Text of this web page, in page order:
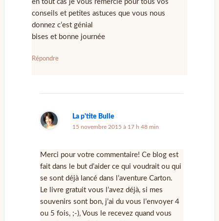
en tout cas je vous remercie pour tous vos
conseils et petites astuces que vous nous
donnez c’est génial
bises et bonne journée
Répondre
La p'tite Bulle
15 novembre 2015 à 17 h 48 min
Merci pour votre commentaire! Ce blog est
fait dans le but d’aider ce qui voudrait ou qui
se sont déjà lancé dans l’aventure Carton.
Le livre gratuit vous l’avez déjà, si mes
souvenirs sont bon, j’ai du vous l’envoyer 4
ou 5 fois, ;-), Vous le recevez quand vous